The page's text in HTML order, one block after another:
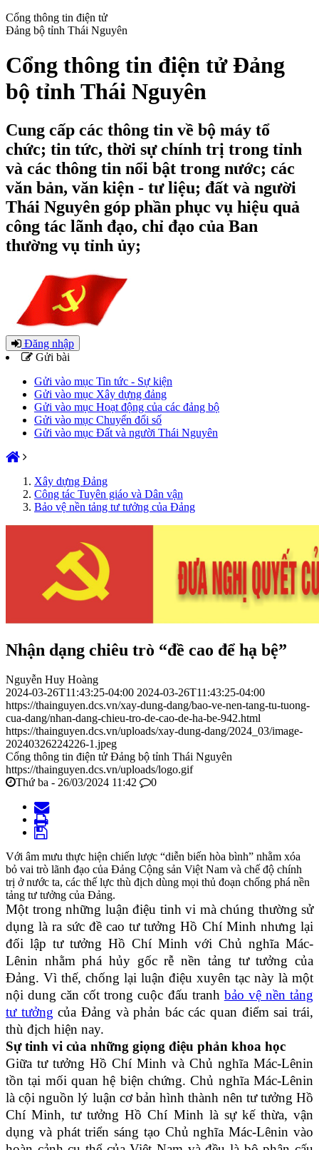
Cổng thông tin điện tử
Đảng bộ tỉnh Thái Nguyên
Cổng thông tin điện tử Đảng
bộ tỉnh Thái Nguyên
Cung cấp các thông tin về bộ máy tổ
chức; tin tức, thời sự chính trị trong tỉnh
và các thông tin nổi bật trong nước; các
văn bản, văn kiện - tư liệu; đất và người
Thái Nguyên góp phần phục vụ hiệu quả
công tác lãnh đạo, chỉ đạo của Ban
thường vụ tỉnh ủy;
Đăng nhập
Gửi bài
Gửi vào mục Tin tức - Sự kiện
Gửi vào mục Xây dựng đảng
Gửi vào mục Hoạt động của các đảng bộ
Gửi vào mục Chuyển đổi số
Gửi vào mục Đất và người Thái Nguyên
Xây dựng Đảng
Công tác Tuyên giáo và Dân vận
Bảo vệ nền tảng tư tưởng của Đảng
Nhận dạng chiêu trò “đề cao để hạ bệ”
Nguyễn Huy Hoàng
2024-03-26T11:43:25-04:00 2024-03-26T11:43:25-04:00
https://thainguyen.dcs.vn/xay-dung-dang/bao-ve-nen-tang-tu-tuong-
cua-dang/nhan-dang-chieu-tro-de-cao-de-ha-be-942.html
https://thainguyen.dcs.vn/uploads/xay-dung-dang/2024_03/image-
20240326224226-1.jpeg
Cổng thông tin điện tử Đảng bộ tỉnh Thái Nguyên
https://thainguyen.dcs.vn/uploads/logo.gif
Thứ ba - 26/03/2024 11:42
0
Với âm mưu thực hiện chiến lược “diễn biến hòa bình” nhằm xóa
bỏ vai trò lãnh đạo của Đảng Cộng sản Việt Nam và chế độ chính
trị ở nước ta, các thế lực thù địch dùng mọi thủ đoạn chống phá nền
tảng tư tưởng của Đảng.
Một trong những luận điệu tinh vi mà chúng thường sử
dụng là ra sức đề cao tư tưởng Hồ Chí Minh nhưng lại
đối lập tư tưởng Hồ Chí Minh với Chủ nghĩa Mác-
Lênin nhằm phá hủy gốc rễ nền tảng tư tưởng của
Đảng. Vì thế, chống lại luận điệu xuyên tạc này là một
nội dung căn cốt trong cuộc đấu tranh bảo vệ nền tảng
tư tưởng của Đảng và phản bác các quan điểm sai trái,
thù địch hiện nay.
Sự tinh vi của những giọng điệu phản khoa học
Giữa tư tưởng Hồ Chí Minh và Chủ nghĩa Mác-Lênin
tồn tại mối quan hệ biện chứng. Chủ nghĩa Mác-Lênin
là cội nguồn lý luận cơ bản hình thành nên tư tưởng Hồ
Chí Minh, tư tưởng Hồ Chí Minh là sự kế thừa, vận
dụng và phát triển sáng tạo Chủ nghĩa Mác-Lênin vào